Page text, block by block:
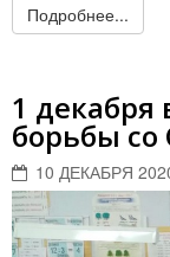
Подробнее...
1
борьбы
10 ДЕКАБРЯ